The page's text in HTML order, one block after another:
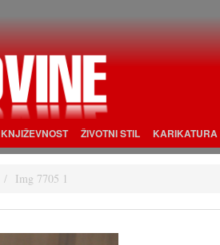
KNJIŽEVNOST ŽIVOTNI STIL KARIKATURA
Img 7705 1